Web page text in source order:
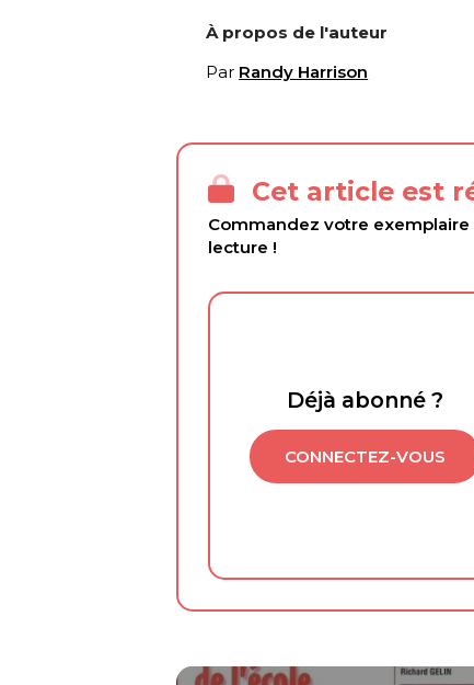
À propos de l'auteur
Par Randy Harrison
Cet article est
Commandez votre
lecture !
Déjà abonné ?
CONNECTEZ-VOUS